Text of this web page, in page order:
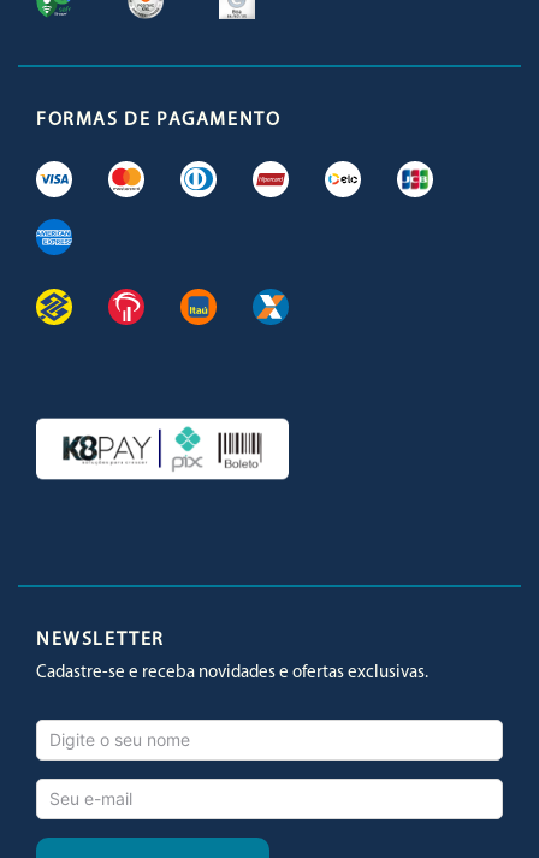
FORMAS DE PAGAMENTO
NEWSLETTER
Cadastre-se e receba novidades e ofertas exclusivas.